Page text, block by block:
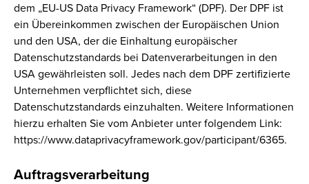
dem „EU-US Data Privacy Framework“ (DPF). Der DPF ist
ein Übereinkommen zwischen der Europäischen Union
und den USA, der die Einhaltung europäischer
Datenschutzstandards bei Datenverarbeitungen in den
USA gewährleisten soll. Jedes nach dem DPF zertifizierte
Unternehmen verpflichtet sich, diese
Datenschutzstandards einzuhalten. Weitere Informationen
hierzu erhalten Sie vom Anbieter unter folgendem Link:
https://www.dataprivacyframework.gov/participant/6365.
Auftragsverarbeitung